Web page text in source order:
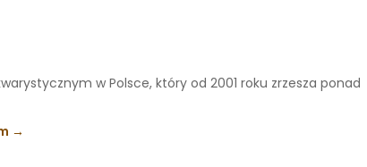
w Polsce, który od 2001 roku zrzesza ponad